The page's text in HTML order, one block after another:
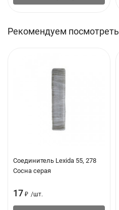
Рекомендуем посмотреть
Соединитель Lexida 55, 278
Сосна серая
17 ₽ /шт.